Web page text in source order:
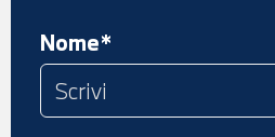
Nome*